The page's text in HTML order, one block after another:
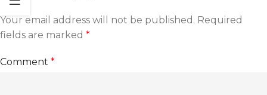
Your email address will not be published. Required
fields are marked *
Comment *